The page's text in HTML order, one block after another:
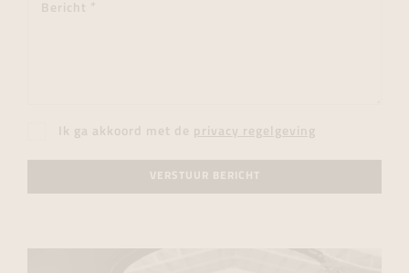
Ik ga akkoord met de privacy regelgeving
VERSTUUR BERICHT